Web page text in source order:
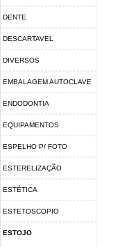
DENTE
DESCARTAVEL
DIVERSOS
EMBALAGEM AUTOCLAVE
ENDODONTIA
EQUIPAMENTOS
ESPELHO P/ FOTO
ESTERELIZAÇÃO
ESTÉTICA
ESTETOSCOPIO
ESTOJO